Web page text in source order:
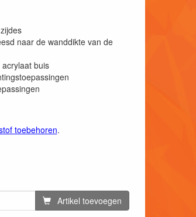
naar de wanddikte van de
buis
toebehoren.
Artikel toevoegen